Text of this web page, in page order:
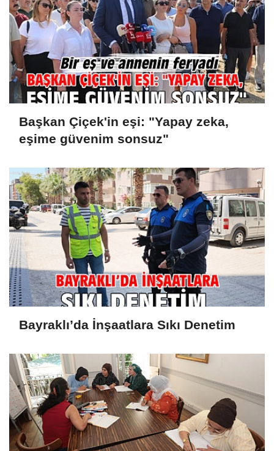
Başkan Çiçek'in eşi: "Yapay zeka,
eşime güvenim sonsuz"
Bayraklı’da İnşaatlara Sıkı Denetim